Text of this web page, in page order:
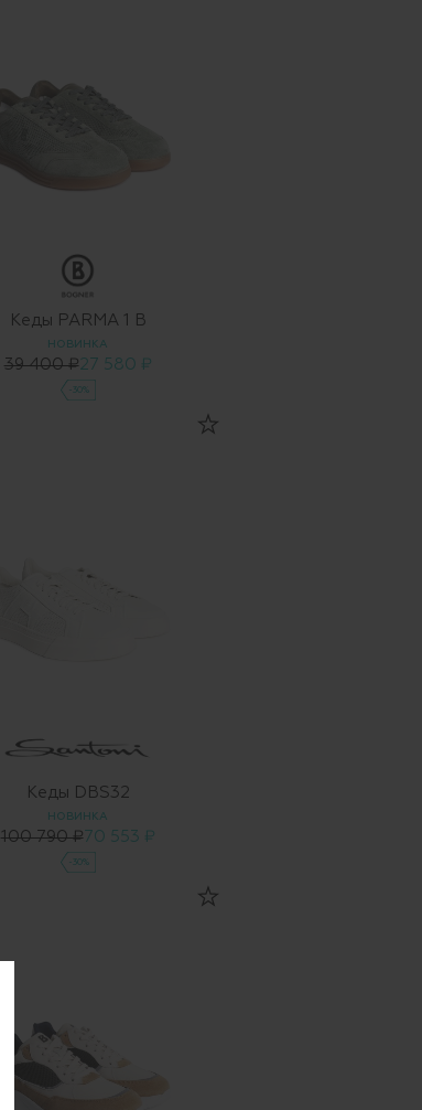
Кеды PARMA 1 B
НОВИНКА
39 400 ₽27 580 ₽
-30%
Кеды DBS32
НОВИНКА
100 790 ₽ 70 553 ₽
-30%